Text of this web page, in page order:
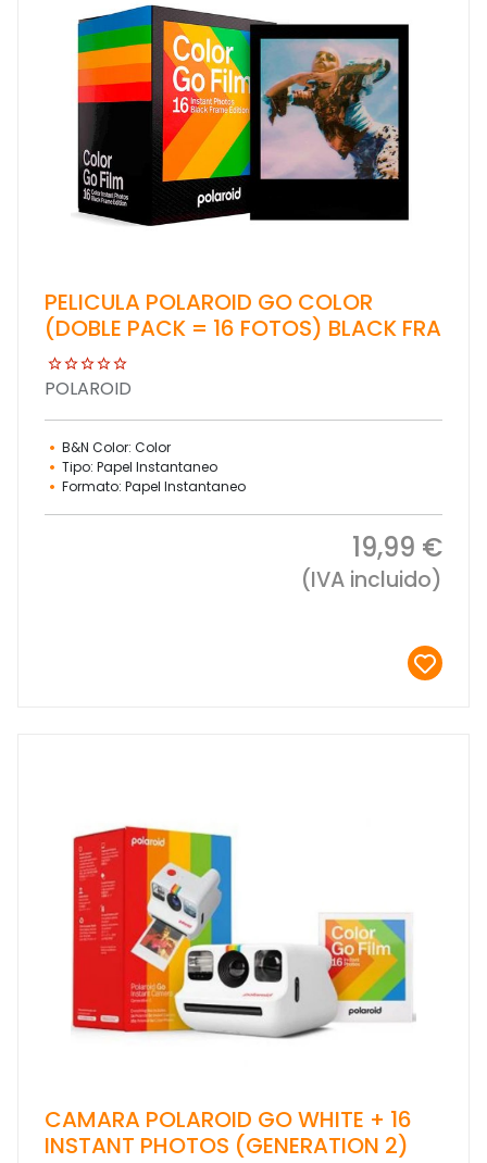
PELICULA POLAROID GO COLOR
(DOBLE PACK = 16 FOTOS) BLACK FRA
POLAROID
B&N Color: Color
Tipo: Papel Instantaneo
Formato: Papel Instantaneo
19,99 €
(IVA incluido)
CAMARA POLAROID GO WHITE + 16
INSTANT PHOTOS (GENERATION 2)